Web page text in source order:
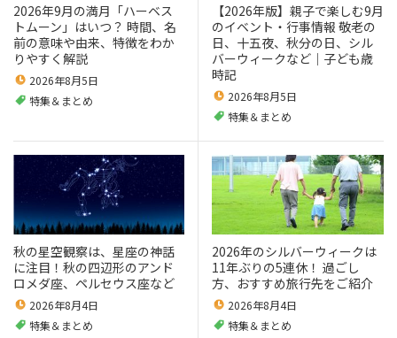
2026年9月の満月「ハーベス
トムーン」はいつ？ 時間、名
前の意味や由来、特徴をわか
りやすく解説
2026年8月5日
特集＆まとめ
【2026年版】親子で楽しむ9月
のイベント・行事情報 敬老の
日、十五夜、秋分の日、シル
バーウィークなど｜子ども歳
時記
2026年8月5日
特集＆まとめ
秋の星空観察は、星座の神話
に注目！秋の四辺形のアンド
ロメダ座、ペルセウス座など
2026年8月4日
特集＆まとめ
2026年のシルバーウィークは
11年ぶりの5連休！ 過ごし
方、おすすめ旅行先をご紹介
2026年8月4日
特集＆まとめ